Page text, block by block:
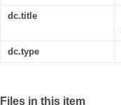
dc.title
dc.type
Files in this item